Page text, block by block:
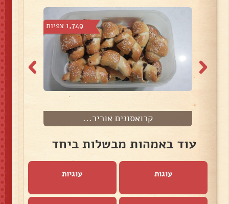
1,749 צפיות
קרואסונים אוריר...
עוד באמהות מבשלות ביחד
עוגות עוגיות